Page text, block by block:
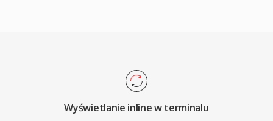
Wyświetlanie inline w terminalu